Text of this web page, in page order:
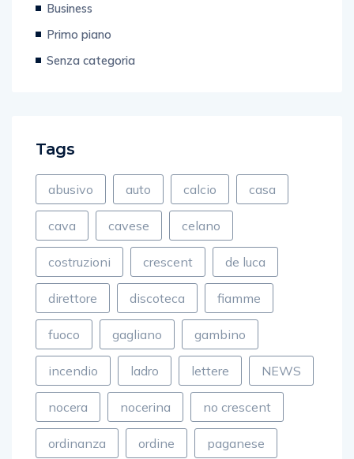
Business
Primo piano
Senza categoria
Tags
abusivo auto calcio casa
cava cavese celano
costruzioni crescent de luca
direttore discoteca fiamme
fuoco gagliano gambino
incendio ladro lettere NEWS
nocera nocerina no crescent
ordinanza ordine paganese